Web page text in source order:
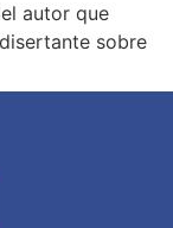
autor que
sobre